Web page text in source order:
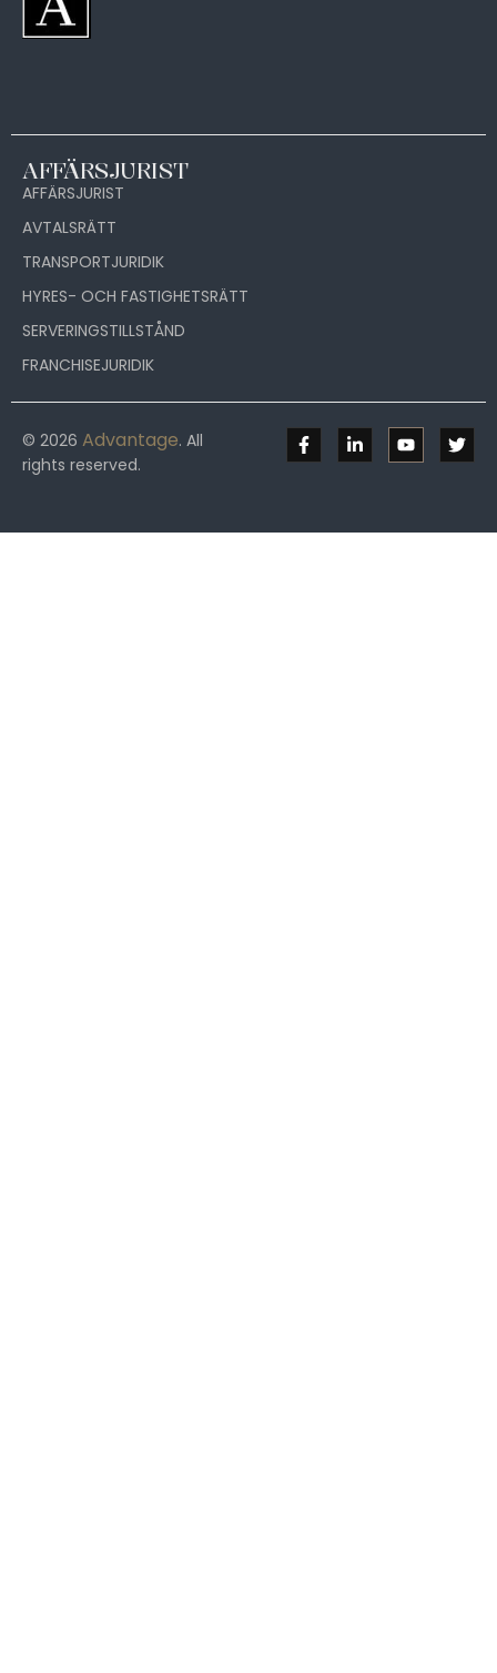
AFFÄRSJURIST
AFFÄRSJURIST
AVTALSRÄTT
TRANSPORTJURIDIK
HYRES- OCH FASTIGHETSRÄTT
SERVERINGSTILLSTÅND
FRANCHISEJURIDIK
© 2026 Advantage. All
rights reserved.